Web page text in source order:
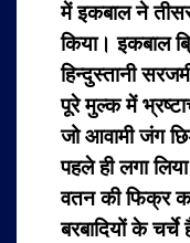
में इकबाल ने
किया। इकबाल
हिन्दुस्तानी
पूरे मुल्क में
जो आवामी जंग
पहले ही लगा
वतन की फिक्र
बरबादियों के